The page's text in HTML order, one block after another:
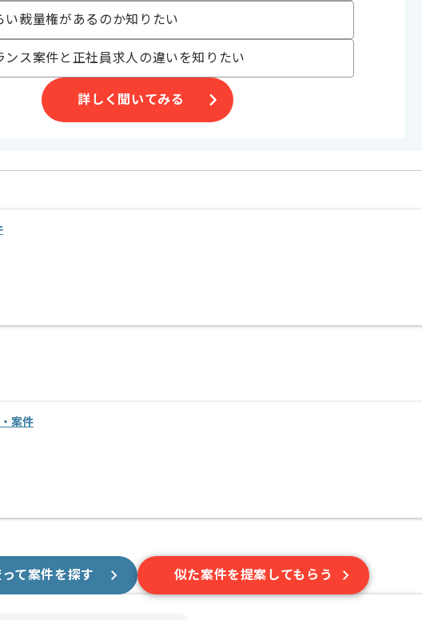
い裁量権があるのか知りたい
ンス案件と正社員求人の違いを知りたい
詳しく聞いてみる
案件
て案件を探す 似た案件を提案してもらう